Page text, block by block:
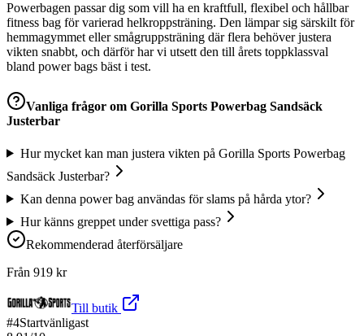
Powerbagen passar dig som vill ha en kraftfull, flexibel och hållbar
fitness bag för varierad helkroppsträning. Den lämpar sig särskilt för
hemmagymmet eller smågruppsträning där flera behöver justera
vikten snabbt, och därför har vi utsett den till årets toppklassval
bland power bags bäst i test.
Vanliga frågor om Gorilla Sports Powerbag Sandsäck
Justerbar
Hur mycket kan man justera vikten på Gorilla Sports Powerbag
Sandsäck Justerbar?
Kan denna power bag användas för slams på hårda ytor?
Hur känns greppet under svettiga pass?
Rekommenderad återförsäljare
Från 919 kr
Till butik
#4Startvänligast